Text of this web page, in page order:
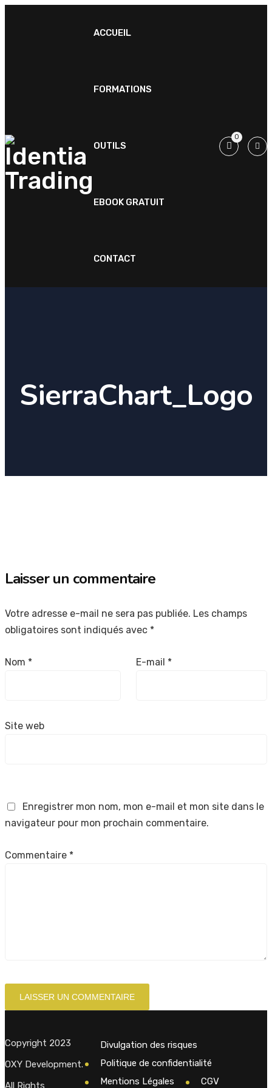
ACCUEIL
FORMATIONS
OUTILS
EBOOK GRATUIT
CONTACT
0
SierraChart_Logo
Laisser un commentaire
Votre adresse e-mail ne sera pas publiée. Les champs
obligatoires sont indiqués avec *
Nom * E-mail *
Site web
Enregistrer mon nom, mon e-mail et mon site dans le
navigateur pour mon prochain commentaire.
Commentaire *
Copyright 2023
OXY Development.
All Rights
Divulgation des risques
Politique de confidentialité
Mentions Légales
CGV